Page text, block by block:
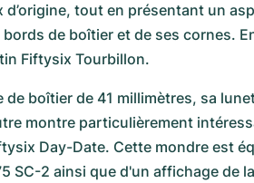
tout en présentant un
de boîtier et de ses cornes.
Fiftysix Tourbillon.
boîtier de 41 millimètres, sa
montre particulièrement
Day-Date. Cette mondre est
SC-2 ainsi que d'un affichage de